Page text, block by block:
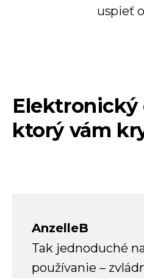
uspieť
Elektronický
ktorý vám
AnzelleB
Tak jednoduché
používanie –